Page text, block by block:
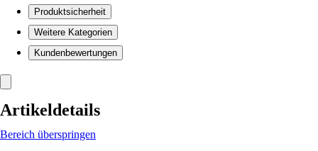
Produktsicherheit
Weitere Kategorien
Kundenbewertungen
Artikeldetails
Bereich überspringen